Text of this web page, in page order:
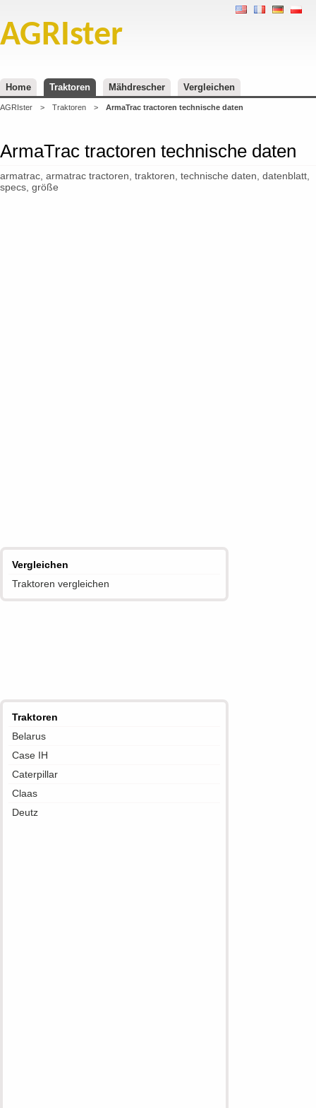
AGRIster
Home Traktoren Mähdrescher Vergleichen
AGRIster > Traktoren > ArmaTrac tractoren technische daten
ArmaTrac tractoren technische daten
armatrac, armatrac tractoren, traktoren, technische daten, datenblatt,
specs, größe
Vergleichen
Traktoren vergleichen
Traktoren
Belarus
Case IH
Caterpillar
Claas
Deutz